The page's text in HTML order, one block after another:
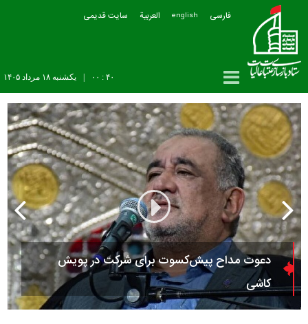
فارسی english العربیة سایت قدیمی
يکشنبه ۱۸ مرداد ۱۴۰۵ ۴۰ : ۰۰
هدیه ای برای رهبر شهیدم + تیزر